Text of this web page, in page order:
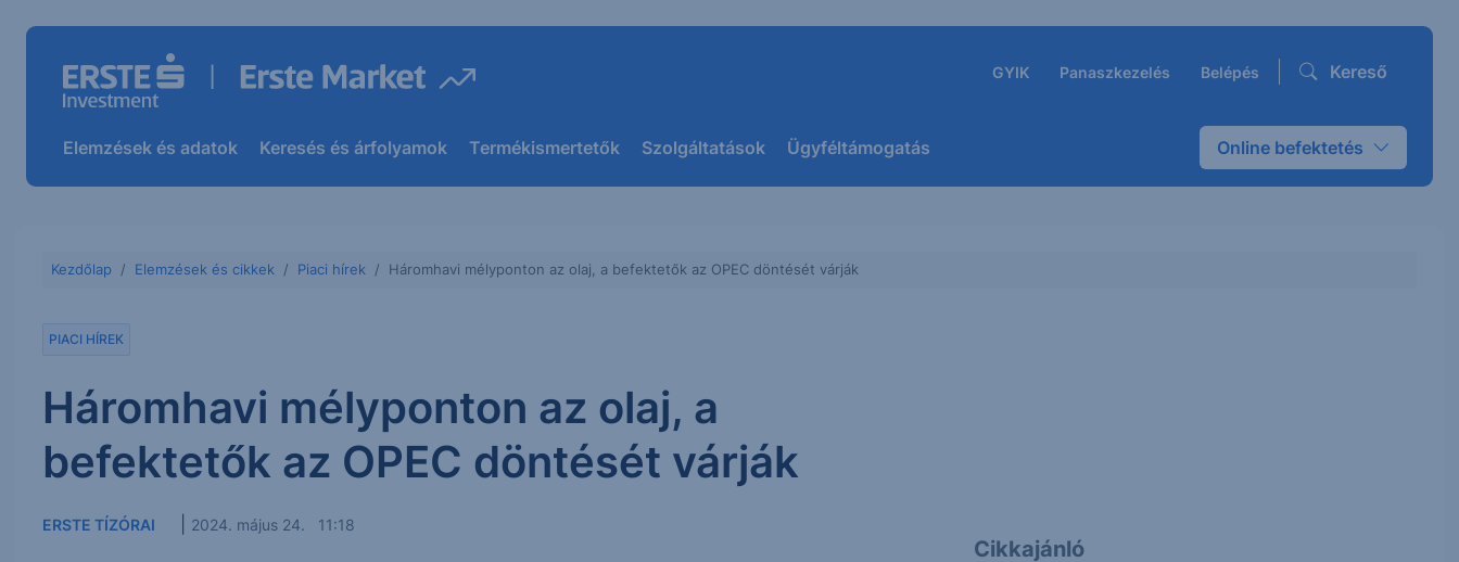
GYIK Panaszkezelés Belépés Kereső
Elemzések és adatok Keresés és árfolyamok Termékismertetők Szolgáltatások Ügyféltámogatás Online befektetés
Kezdőlap Elemzések és cikkek Piaci hírek Háromhavi mélyponton az olaj, a befektetők az OPEC döntését várják
PIACI HÍREK
Háromhavi mélyponton az olaj, a
befektetők az OPEC döntését várják
ERSTE TÍZÓRAI 2024. május 24. 11:18
Cikkajánló